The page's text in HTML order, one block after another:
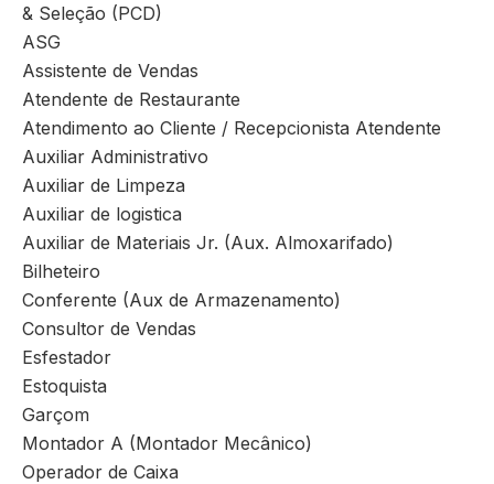
& Seleção (PCD)
ASG
Assistente de Vendas
Atendente de Restaurante
Atendimento ao Cliente / Recepcionista Atendente
Auxiliar Administrativo
Auxiliar de Limpeza
Auxiliar de logistica
Auxiliar de Materiais Jr. (Aux. Almoxarifado)
Bilheteiro
Conferente (Aux de Armazenamento)
Consultor de Vendas
Esfestador
Estoquista
Garçom
Montador A (Montador Mecânico)
Operador de Caixa